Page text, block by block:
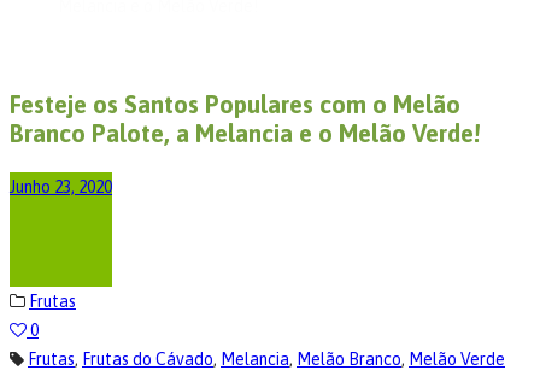
Festeje os Santos Populares com o Melão
Branco Palote, a Melancia e o Melão Verde!
Junho 23, 2020
Frutas
0
Frutas, Frutas do Cávado, Melancia, Melão Branco, Melão Verde